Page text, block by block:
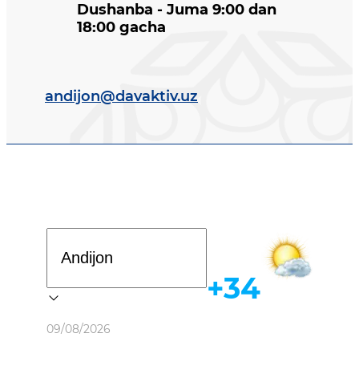
Dushanba - Juma 9:00 dan
18:00 gacha
andijon@davaktiv.uz
Ob-havo
09/08/2026
+34